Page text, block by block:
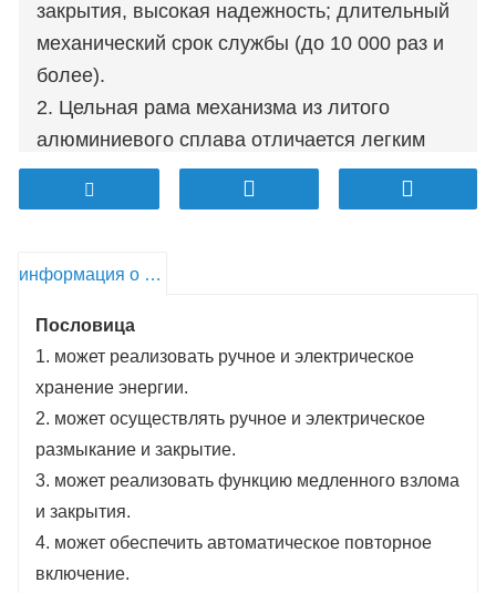
закрытия, высокая надежность; длительный
механический срок службы (до 10 000 раз и
более).
2. Цельная рама механизма из литого
алюминиевого сплава отличается легким
качеством и хорошей жесткостью.
3. Общая структура проекта проста; высокая
деталей; Высокая эффективность передачи.
собой двухосную и трехколесную
конструкцию, т.е. вал накопления энергии,
выходной вал и храповой механизм, кулачок
и ролик, с небольшими размерами
компонентов, небольшим количеством
промежуточных звеньев и высокой
эффективностью передачи.
4. Высокая точность обработки запасных
информация о продукте
Пословица
1. может реализовать ручное и электрическое
хранение энергии.
2. может осуществлять ручное и электрическое
размыкание и закрытие.
3. может реализовать функцию медленного взлома
и закрытия.
4. может обеспечить автоматическое повторное
включение.